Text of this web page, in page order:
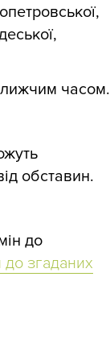
часом.
обставин.
до
згаданих